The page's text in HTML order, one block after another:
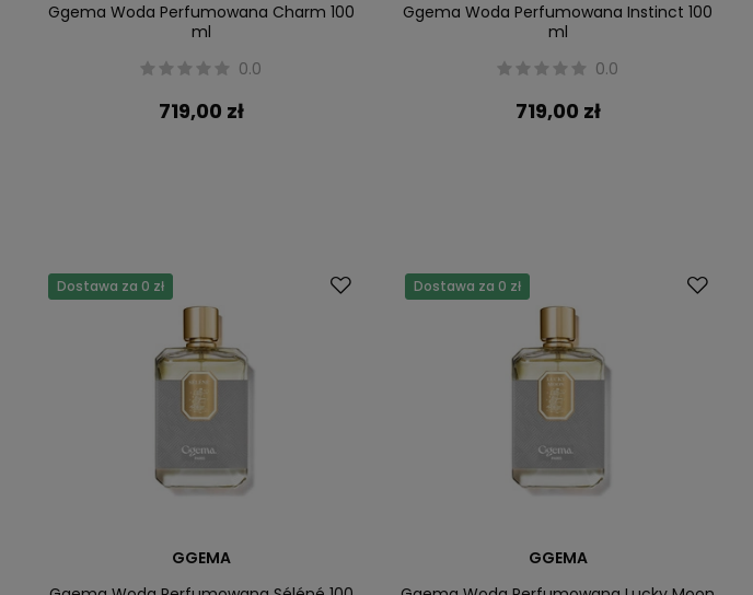
Ggema Woda Perfumowana Charm 100
ml
0.0
719,00 zł
Ggema Woda Perfumowana Instinct 100
ml
0.0
719,00 zł
Dostawa za 0 zł
GGEMA
Dostawa za 0 zł
GGEMA